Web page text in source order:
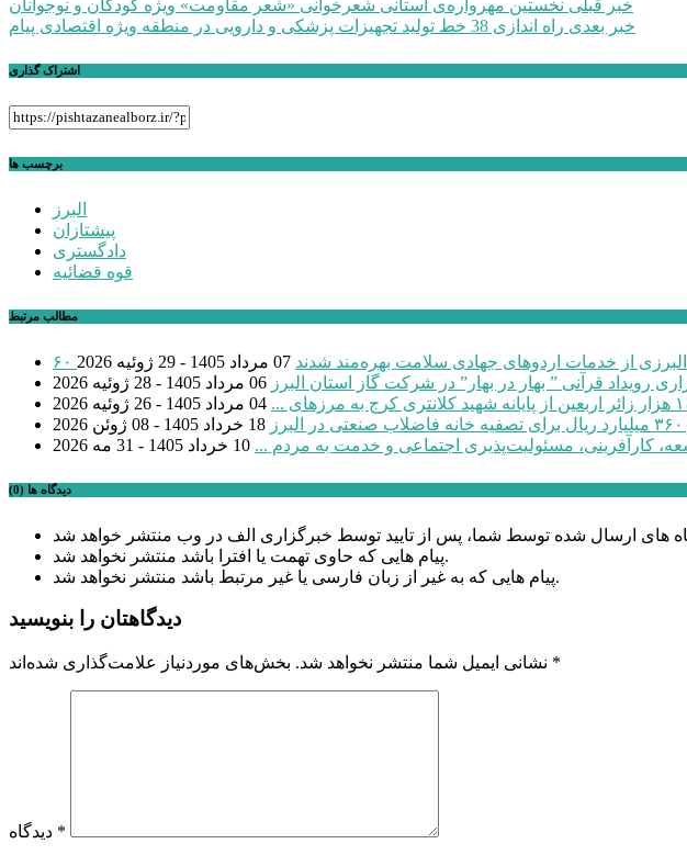
راهبری
نوشته
خبر قبلی نخستین مهرواره‌ی استانی شعرخوانی «شعر مقاومت» ویژه کودکان و نوجوانان
خبر بعدی راه اندازی 38 خط تولید تجهیزات پزشکی و دارویی در منطقه ویژه اقتصادی پیام
اشتراک گذاری
برچسب ها
البرز
پیشتازان
دادگستری
قوه قضائیه
مطالب مرتبط
البرزی از خدمات اردوهای جهادی سلامت بهره‌مند شدند 07 مرداد 1405 - 29 ژوئیه 2026
رویداد قرآنی ” بهار در بهار” در شرکت گاز استان البرز 06 مرداد 1405 - 28 ژوئیه 2026
04 مرداد 1405 - 26 ژوئیه 2026
18 خرداد 1405 - 08 ژوئن 2026
کارآفرینی، مسئولیت‌پذیری اجتماعی و خدمت به مردم ... 10 خرداد 1405 - 31 مه 2026
دیدگاه ها (0)
پیام هایی که حاوی تهمت یا افترا باشد منتشر نخواهد شد.
پیام هایی که به غیر از زبان فارسی یا غیر مرتبط باشد منتشر نخواهد شد.
دیدگاهتان را بنویسید
نشانی ایمیل شما منتشر نخواهد شد. *
*